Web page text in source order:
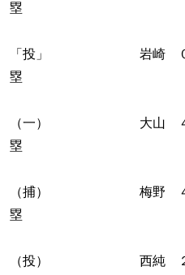
塁
「投」 岩崎 ０－
塁
（一） 大山 ４－
塁
（捕） 梅野 ４－
塁
（投） 西純 ２－